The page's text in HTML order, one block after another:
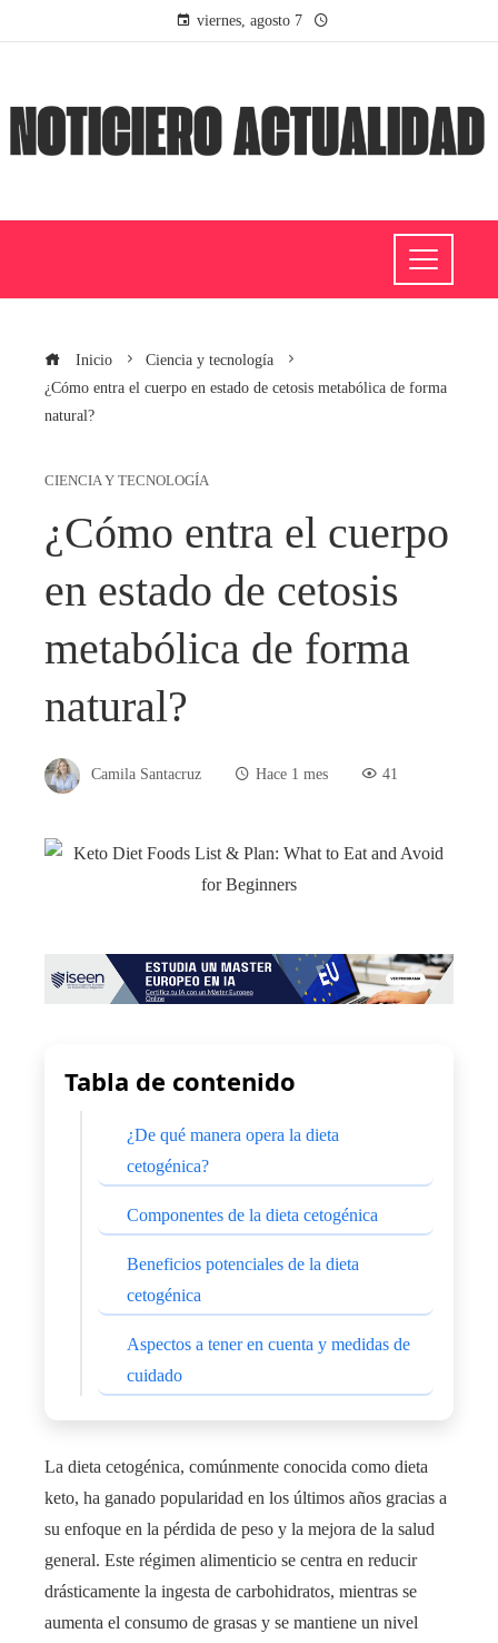
viernes, agosto 7
Inicio
Ciencia y tecnología
¿Cómo entra el cuerpo en estado de cetosis metabólica de forma
natural?
CIENCIA Y TECNOLOGÍA
¿Cómo entra el cuerpo
en estado de cetosis
metabólica de forma
natural?
Camila Santacruz Hace 1 mes 41
Tabla de contenido
¿De qué manera opera la dieta
cetogénica?
Componentes de la dieta cetogénica
Beneficios potenciales de la dieta
cetogénica
Aspectos a tener en cuenta y medidas de
cuidado
La dieta cetogénica, comúnmente conocida como dieta
keto, ha ganado popularidad en los últimos años gracias a
su enfoque en la pérdida de peso y la mejora de la salud
general. Este régimen alimenticio se centra en reducir
drásticamente la ingesta de carbohidratos, mientras se
aumenta el consumo de grasas y se mantiene un nivel